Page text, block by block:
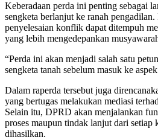
Keberadaan perda ini penting sebagai
sengketa berlanjut ke ranah
penyelesaian konflik dapat ditempuh
yang lebih mengedepankan
“Perda ini akan menjadi salah satu
sengketa tanah sebelum masuk ke
Dalam raperda tersebut juga
yang bertugas melakukan mediasi
Selain itu, DPRD akan menjalankan
proses maupun tindak lanjut dari setiap
dihasilkan.